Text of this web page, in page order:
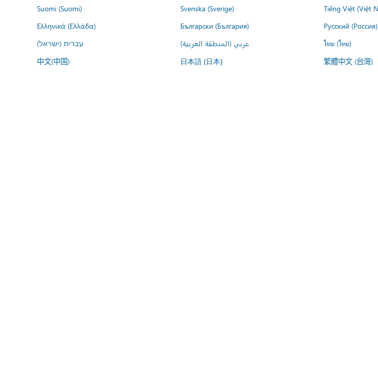
Suomi (Suomi)
Svenska (Sverige) Tiếng Việt (Việt
Ελληνικά (Ελλάδα)
Български (България) Русский (Россия)
עברית (ישראל)
عربي (المنطقة العربية) ไทย (ไทย)
中文(中国) 日本語 (日本) 繁體中文 (台灣)